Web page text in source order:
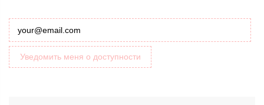
Уведомить меня о доступности